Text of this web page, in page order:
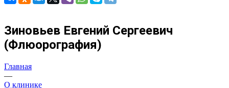
Зиновьев Евгений Сергеевич
(Флюорография)
Главная
—
О клинике